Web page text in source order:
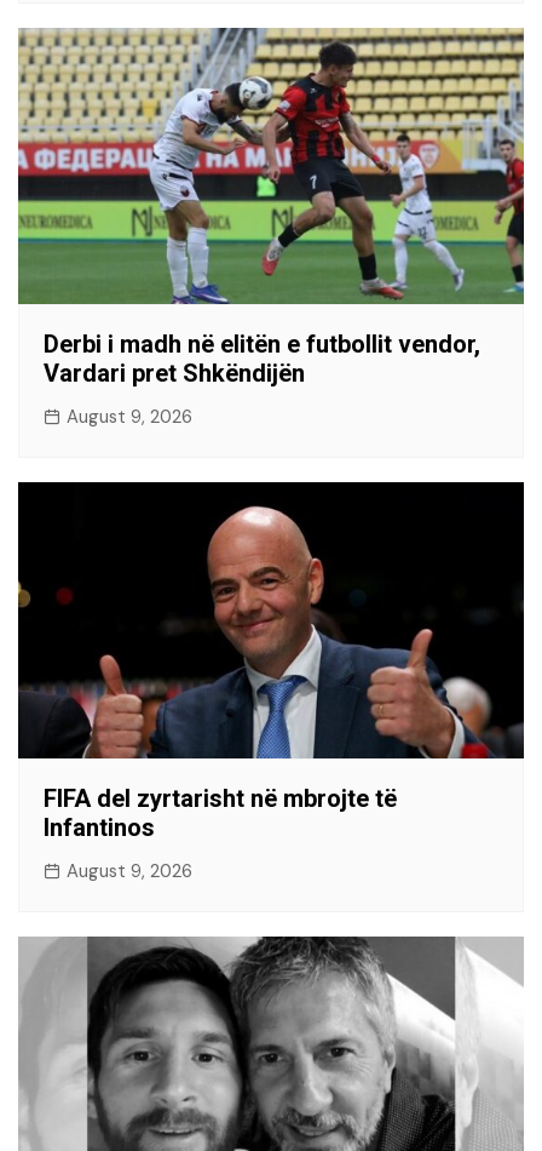
Derbi i madh në elitën e futbollit vendor,
Vardari pret Shkëndijën
August 9, 2026
FIFA del zyrtarisht në mbrojte të
Infantinos
August 9, 2026